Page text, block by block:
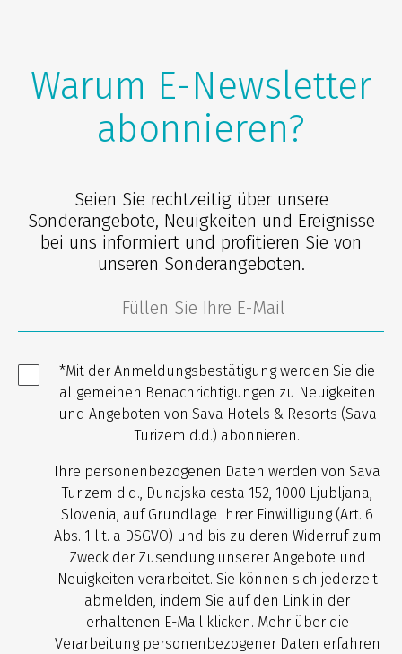
Warum E-Newsletter
abonnieren?
Seien Sie rechtzeitig über unsere
Sonderangebote, Neuigkeiten und Ereignisse
bei uns informiert und profitieren Sie von
unseren Sonderangeboten.
*Mit der Anmeldungsbestätigung werden Sie die
allgemeinen Benachrichtigungen zu Neuigkeiten
und Angeboten von Sava Hotels & Resorts (Sava
Turizem d.d.) abonnieren.
Ihre personenbezogenen Daten werden von Sava
Turizem d.d., Dunajska cesta 152, 1000 Ljubljana,
Slovenia, auf Grundlage Ihrer Einwilligung (Art. 6
Abs. 1 lit. a DSGVO) und bis zu deren Widerruf zum
Zweck der Zusendung unserer Angebote und
Neuigkeiten verarbeitet. Sie können sich jederzeit
abmelden, indem Sie auf den Link in der
erhaltenen E-Mail klicken. Mehr über die
Verarbeitung personenbezogener Daten erfahren